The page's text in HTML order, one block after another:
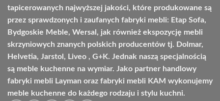
tapicerowanych najwyższej jakości, które produkowane są
przez sprawdzonych i zaufanych fabryki mebli: Etap Sofa,
Bydgoskie Meble, Wersal, jak również ekspozycję mebli
skrzyniowych znanych polskich producentów tj. Dolmar,
Helvetia, Jarstol, Liveo , G+K. Jednak naszą specjalnością
są meble kuchenne na wymiar. Jako partner handlowy
fabryki mebli Layman oraz fabryki mebli KAM wykonujemy
meble kuchenne do każdego rodzaju i stylu kuchni.